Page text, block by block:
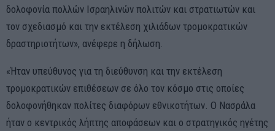
δολοφονία πολλών Ισραηλινών πολιτών και στρατιωτών και
τον σχεδιασμό και την εκτέλεση χιλιάδων τρομοκρατικών
δραστηριοτήτων», ανέφερε η δήλωση.
«Ήταν υπεύθυνος για τη διεύθυνση και την εκτέλεση
τρομοκρατικών επιθέσεων σε όλο τον κόσμο στις οποίες
δολοφονήθηκαν πολίτες διαφόρων εθνικοτήτων. Ο Νασράλα
ήταν ο κεντρικός λήπτης αποφάσεων και ο στρατηγικός ηγέτης